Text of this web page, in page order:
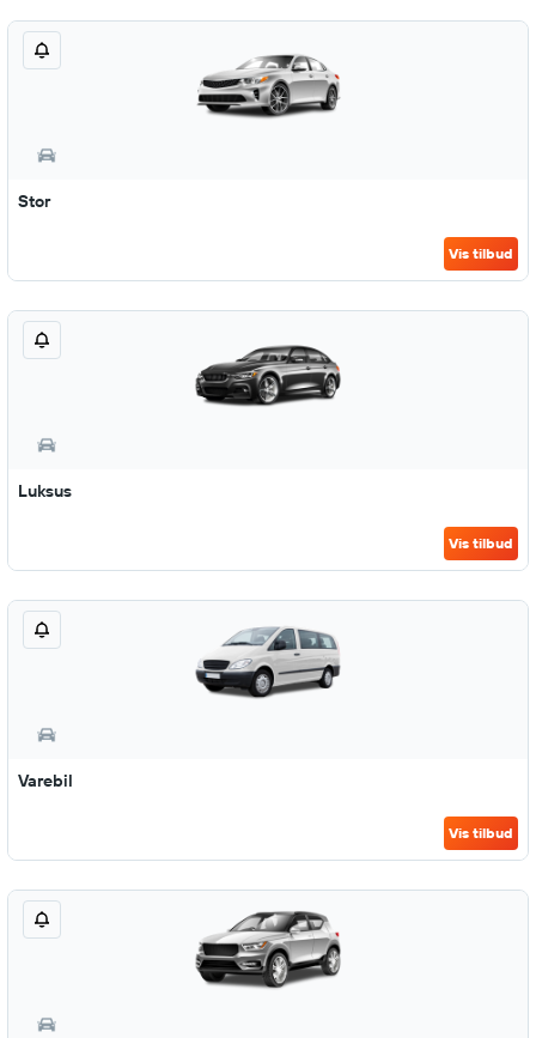
Stor
Vis tilbud
Luksus
Vis tilbud
Varebil
Vis tilbud